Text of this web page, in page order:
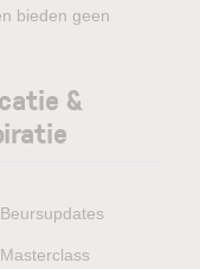
bieden geen
&